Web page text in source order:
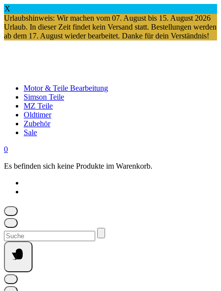
X
Urlaubshinweis: Wir machen vom 07. August bis 15. August 2026
Urlaub. In dieser Zeit findet kein Versand statt. Bestellungen werden
ab dem 17. August wieder bearbeitet. Danke für dein Verständnis!
Motor & Teile Bearbeitung
Simson Teile
MZ Teile
Oldtimer
Zubehör
Sale
0
Es befinden sich keine Produkte im Warenkorb.
Suchen
nach: